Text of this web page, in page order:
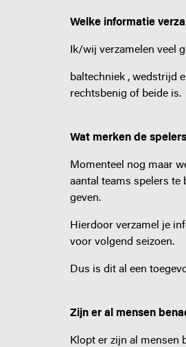
Welke informatie
Ik/wij verzamelen veel
baltechniek , wedstrijd
rechtsbenig of beide is.
Wat merken de
Momenteel nog maar
aantal teams spelers te
geven.
Hierdoor verzamel je
voor volgend seizoen.
Dus is dit al een
Zijn er al mensen
Klopt er zijn al mensen